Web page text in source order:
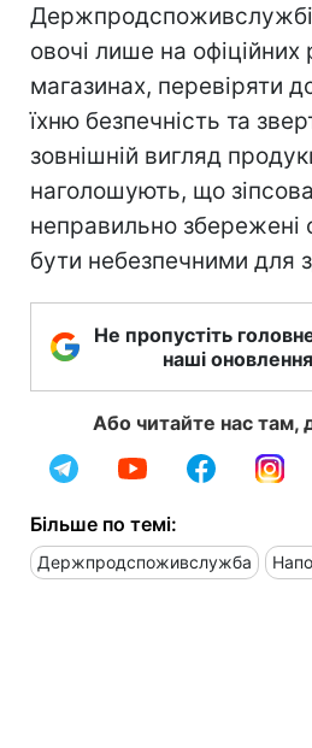
Держпродспоживслужбі
овочі лише на офіційних
магазинах, перевіряти
їхню безпечність та
зовнішній вигляд
наголошують, що
неправильно збережені
бути небезпечними для
Не пропустіть
наші
Або читайте нас там,
Більше по темі:
Держпродспоживслужба